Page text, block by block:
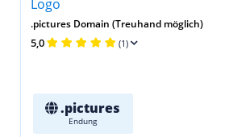
.pictures Domain (Treuhand möglich)
5,0 (1)
.pictures
Endung